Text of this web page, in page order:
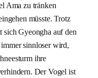
Ama zu tränken
müsste. Trotz
sich Gyeongha auf den
sinnloser wird,
ihre
Der Vogel ist